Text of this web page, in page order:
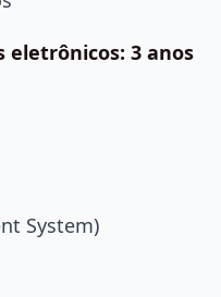
eletrônicos: 3 anos
System)